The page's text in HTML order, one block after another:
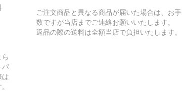
パ
ご注文商品と異なる商品が届いた場合は、お手
数ですが当店までご連絡お願いいたします。
返品の際の送料は全額当店で負担いたします。